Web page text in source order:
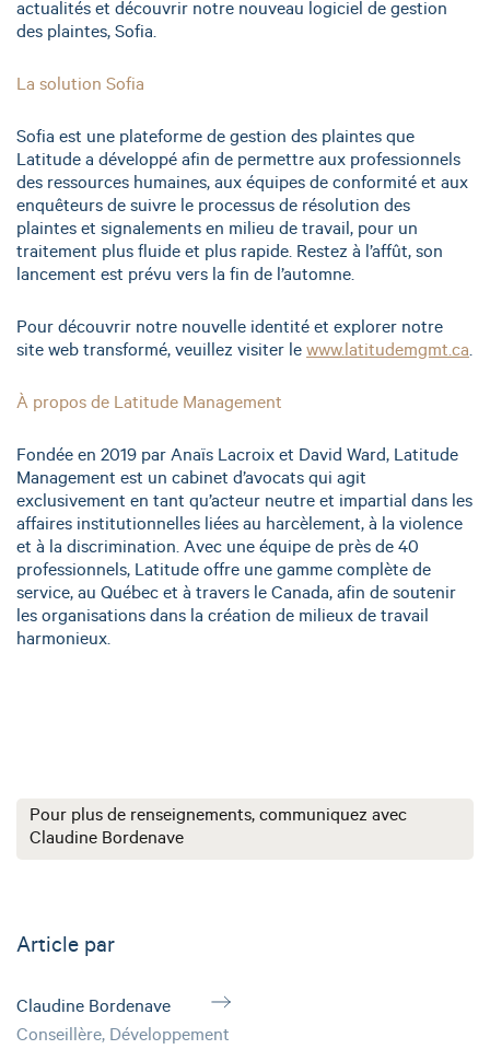
actualités et découvrir notre nouveau logiciel de gestion
des plaintes, Sofia.
La solution Sofia
Sofia est une plateforme de gestion des plaintes que
Latitude a développé afin de permettre aux professionnels
des ressources humaines, aux équipes de conformité et aux
enquêteurs de suivre le processus de résolution des
plaintes et signalements en milieu de travail, pour un
traitement plus fluide et plus rapide. Restez à l’affût, son
lancement est prévu vers la fin de l’automne.
Pour découvrir notre nouvelle identité et explorer notre
site web transformé, veuillez visiter le www.latitudemgmt.ca.
À propos de Latitude Management
Fondée en 2019 par Anaïs Lacroix et David Ward, Latitude
Management est un cabinet d’avocats qui agit
exclusivement en tant qu’acteur neutre et impartial dans les
affaires institutionnelles liées au harcèlement, à la violence
et à la discrimination. Avec une équipe de près de 40
professionnels, Latitude offre une gamme complète de
service, au Québec et à travers le Canada, afin de soutenir
les organisations dans la création de milieux de travail
harmonieux.
Pour plus de renseignements, communiquez avec
Claudine Bordenave
Article par
Claudine Bordenave
Conseillère, Développement